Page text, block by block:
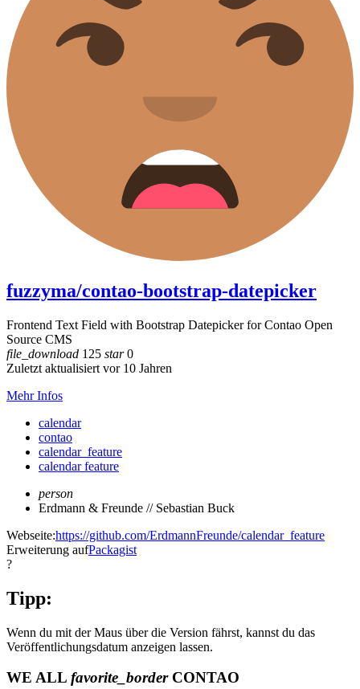
fuzzyma/contao-bootstrap-datepicker
Frontend Text Field with Bootstrap Datepicker for Contao Open
Source CMS
file_download 125 star0
Zuletzt aktualisiert vor 10 Jahren
Mehr Infos
calendar
contao
calendar_feature
calendar feature
person
Erdmann & Freunde // Sebastian Buck
Webseite:https://github.com/ErdmannFreunde/calendar_feature
Erweiterung aufPackagist
?
Tipp:
Wenn du mit der Maus über die Version fährst, kannst du das
Veröffentlichungsdatum anzeigen lassen.
WE ALL favorite_borderCONTAO